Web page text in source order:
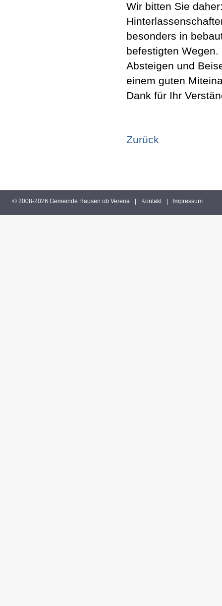
Wir bitten Sie
besonders in
befestigten Wegen.
Absteigen und
einem guten
Dank für Ihr
Zurück
© 2008-2026 Gemeinde Hausen ob Verena Kontakt Impressum